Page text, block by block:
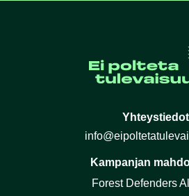
Yhteystiedot
Kampanjan
Forest Defenders